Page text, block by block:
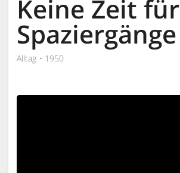
Keine Zeit für
Spaziergänge
Alltag 1950